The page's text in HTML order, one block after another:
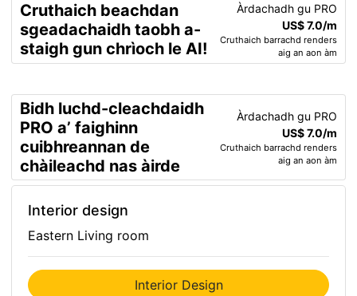
Cruthaich beachdan
sgeadachaidh taobh a-
staigh gun chrìoch le AI!
Àrdachadh gu PRO
US$ 7.0/m
Cruthaich barrachd renders
aig an aon àm
Bidh luchd-cleachdaidh
PRO a’ faighinn
cuibhreannan de
chàileachd nas àirde
Àrdachadh gu PRO
US$ 7.0/m
Cruthaich barrachd renders
aig an aon àm
Interior design
Eastern Living room
Interior Design